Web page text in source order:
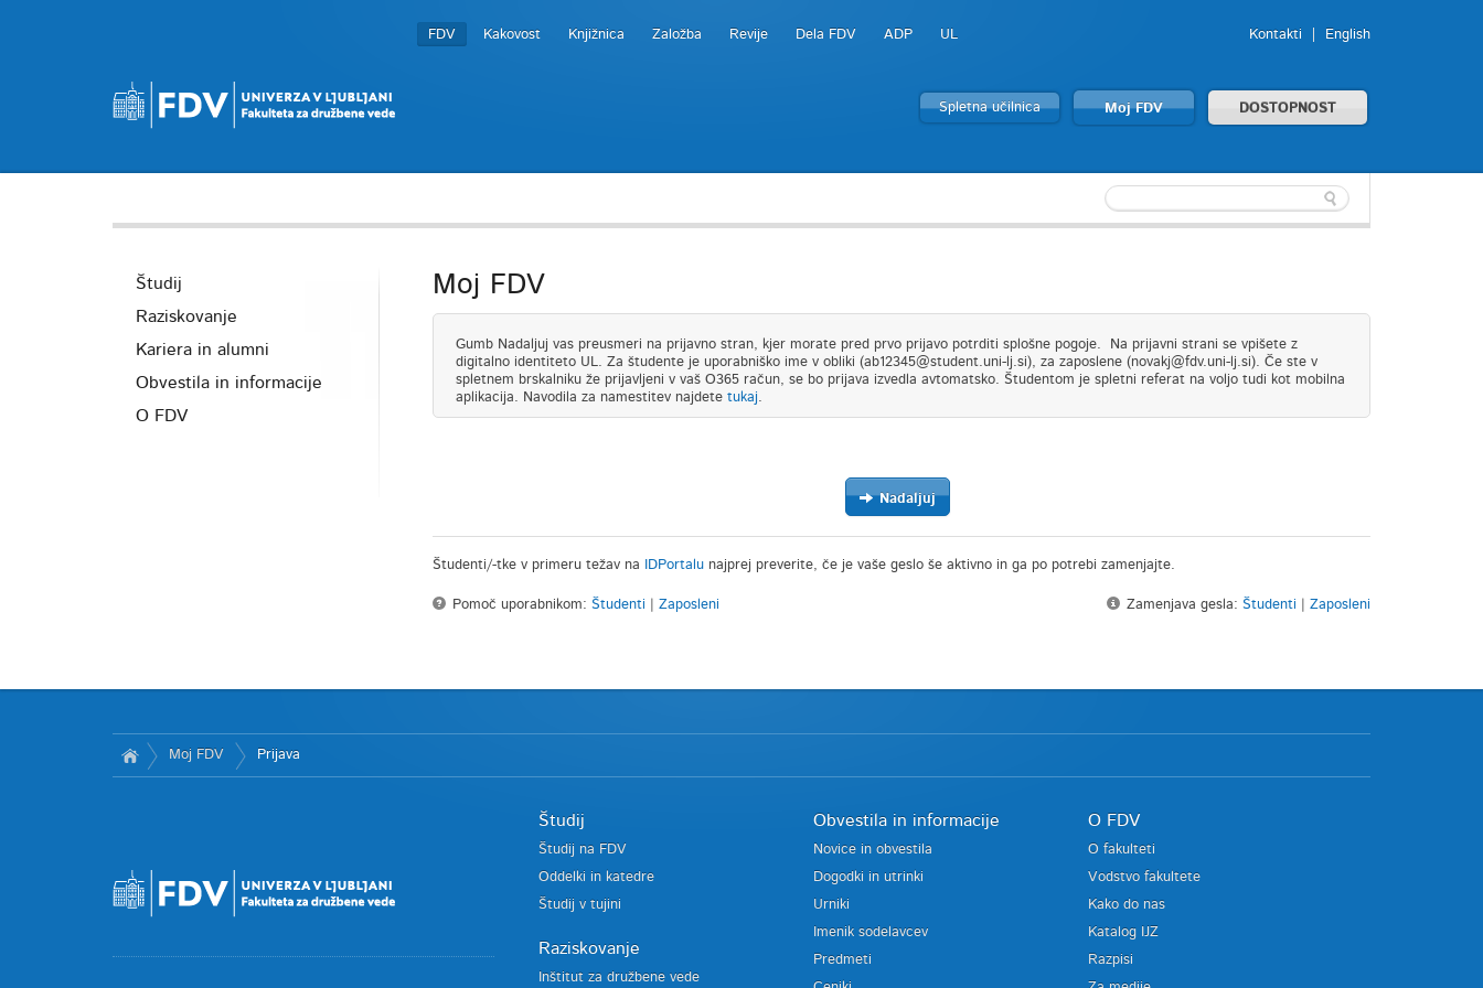
FDV Kakovost Knjižnica Založba Revije Dela FDV ADP UL Kontakti English
Spletna učilnica Moj FDV DOSTOPNOST
Študij
Raziskovanje
Kariera in alumni
Obvestila in informacije
O FDV
Moj FDV
Gumb Nadaljuj vas preusmeri na prijavno stran, kjer morate pred prvo prijavo potrditi splošne pogoje. Na prijavni strani se vpišete z
digitalno identiteto UL. Za študente je uporabniško ime v obliki (ab12345@student.uni-lj.si), za zaposlene (novakj@fdv.uni-lj.si). Če ste v
spletnem brskalniku že prijavljeni v vaš O365 račun, se bo prijava izvedla avtomatsko. Študentom je spletni referat na voljo tudi kot mobilna
aplikacija. Navodila za namestitev najdete tukaj.
Nadaljuj
Študenti/-tke v primeru težav na IDPortalunajprej preverite, če je vaše geslo še aktivno in ga po potrebi zamenjajte.
Pomoč uporabnikom: Študenti Zaposleni Zamenjava gesla: Študenti Zaposleni
Moj FDV Prijava
Študij
Študij na FDV
Oddelki in katedre
Študij v tujini
Raziskovanje
Inštitut za družbene vede
Obvestila in informacije
Novice in obvestila
Dogodki in utrinki
Urniki
Imenik sodelavcev
Predmeti
O FDV
O fakulteti
Vodstvo fakultete
Kako do nas
Katalog IJZ
Razpisi